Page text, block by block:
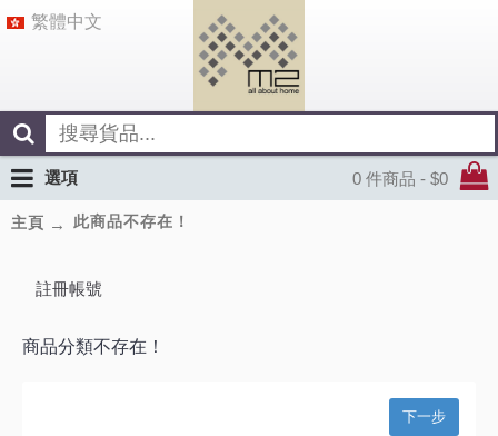
繁體中文
0 件商品 - $0
選項
主頁 此商品不存在！
註冊帳號
商品分類不存在！
下一步